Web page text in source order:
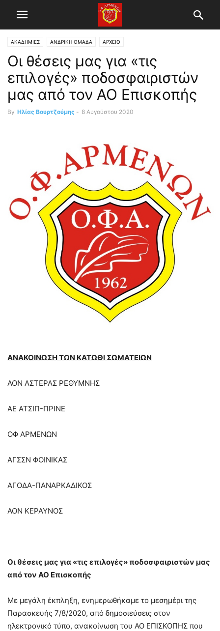
ΑΚΑΔΗΜΙΕΣ ΑΝΔΡΙΚΗ ΟΜΑΔΑ ΑΡΧΕΙΟ
Οι θέσεις μας για «τις
επιλογές» ποδοσφαιριστών
μας από τον ΑΟ Επισκοπής
By Ηλίας Βουρτζούμης - 8 Αυγούστου 2020
ΑΝΑΚΟΙΝΩΣΗ ΤΩΝ ΚΑΤΩΘΙ ΣΩΜΑΤΕΙΩΝ
ΑΟΝ ΑΣΤΕΡΑΣ ΡΕΘΥΜΝΗΣ
ΑΕ ΑΤΣΙΠ-ΠΡΙΝΕ
ΟΦ ΑΡΜΕΝΩΝ
ΑΓΣΣΝ ΦΟΙΝΙΚΑΣ
ΑΓΟΔΑ-ΠΑΝΑΡΚΑΔΙΚΟΣ
ΑΟΝ ΚΕΡΑΥΝΟΣ
Οι θέσεις μας για «τις επιλογές» ποδοσφαιριστών μας
από τον ΑΟ Επισκοπής
Με μεγάλη έκπληξη, ενημερωθήκαμε το μεσημέρι της
Παρασκευής 7/8/2020, από δημοσιεύσεις στον
ηλεκτρονικό τύπο, ανακοίνωση του ΑΟ ΕΠΙΣΚΟΠΗΣ που